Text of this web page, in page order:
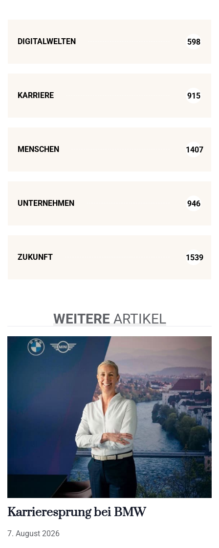
DIGITALWELTEN 598
KARRIERE 915
MENSCHEN 1407
UNTERNEHMEN 946
ZUKUNFT 1539
WEITERE ARTIKEL
Karrieresprung bei BMW
7. August 2026